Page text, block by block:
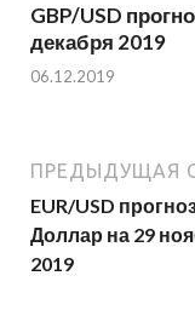
GBP/USD
декабря 2019
06.12.2019
ПРЕДЫДУЩАЯ
EUR/USD
Доллар на 29
2019